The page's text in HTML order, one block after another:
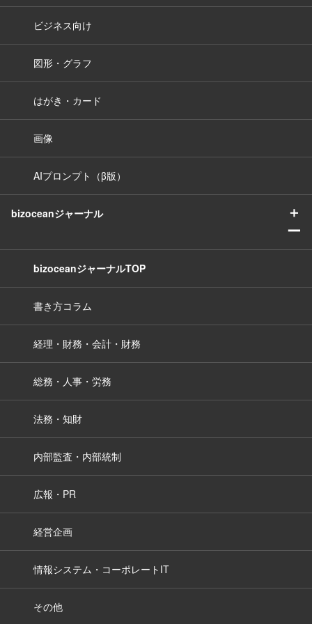
ビジネス向け
図形・グラフ
はがき・カード
画像
AIプロンプト（β版）
bizoceanジャーナル
＋
ー
bizoceanジャーナルTOP
書き方コラム
経理・財務・会計・財務
総務・人事・労務
法務・知財
内部監査・内部統制
広報・PR
経営企画
情報システム・コーポレートIT
その他